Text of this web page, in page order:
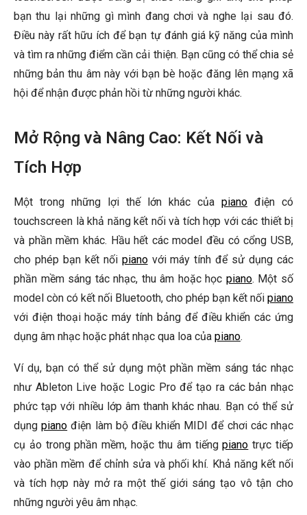
bạn thu lại những gì mình đang chơi và nghe lại sau đó.
Điều này rất hữu ích để bạn tự đánh giá kỹ năng của mình
và tìm ra những điểm cần cải thiện. Bạn cũng có thể chia sẻ
những bản thu âm này với bạn bè hoặc đăng lên mạng xã
hội để nhận được phản hồi từ những người khác.
Mở Rộng và Nâng Cao: Kết Nối và
Tích Hợp
Một trong những lợi thế lớn khác của piano điện có
touchscreen là khả năng kết nối và tích hợp với các thiết bị
và phần mềm khác. Hầu hết các model đều có cổng USB,
cho phép bạn kết nối pianovới máy tính để sử dụng các
phần mềm sáng tác nhạc, thu âm hoặc học piano. Một số
model còn có kết nối Bluetooth, cho phép bạn kết nối piano
với điện thoại hoặc máy tính bảng để điều khiển các ứng
dụng âm nhạc hoặc phát nhạc qua loa của piano.
Ví dụ, bạn có thể sử dụng một phần mềm sáng tác nhạc
như Ableton Live hoặc Logic Pro để tạo ra các bản nhạc
phức tạp với nhiều lớp âm thanh khác nhau. Bạn có thể sử
dụngpiano điện làm bộ điều khiển MIDI để chơi các nhạc
cụ ảo trong phần mềm, hoặc thu âm tiếngpiano trực tiếp
vào phần mềm để chỉnh sửa và phối khí. Khả năng kết nối
và tích hợp này mở ra một thế giới sáng tạo vô tận cho
những người yêu âm nhạc.